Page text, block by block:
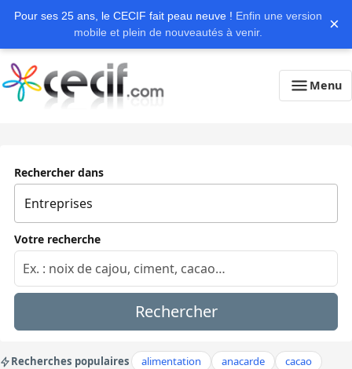
Pour ses 25 ans, le CECIF fait peau neuve ! Enfin une version
mobile et plein de nouveautés à venir.
×
Menu
Rechercher dans
Votre recherche
Rechercher
Recherches populaires alimentation anacarde
cacao